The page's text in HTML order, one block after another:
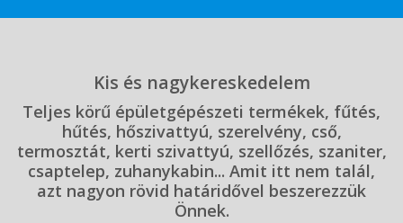
Kis és nagykereskedelem
Teljes körű épületgépészeti termékek, fűtés,
hűtés, hőszivattyú, szerelvény, cső,
termosztát, kerti szivattyú, szellőzés, szaniter,
csaptelep, zuhanykabin... Amit itt nem talál,
azt nagyon rövid határidővel beszerezzük
Önnek.